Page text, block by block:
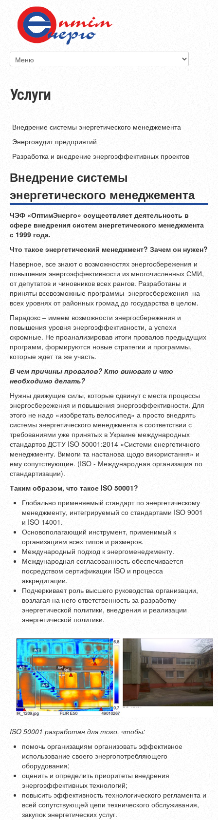
Услуги
Внедрение системы энергетического менеджемента
Энергоаудит предприятий
Разработка и внедрение энергоэффективных проектов
Внедрение системы
энергетического менеджемента
ЧЭФ «ОптимЭнерго» осуществляет деятельность в
сфере внедрения систем энергетического менеджмента
с 1999 года.
Что такое энергетический менеджмент? Зачем он нужен?
Наверное, все знают о возможностях энергосбережения и
повышения энергоэффективности из многочисленных СМИ,
от депутатов и чиновников всех рангов. Разработаны и
приняты всевозможные программы энергосбережения на
всех уровнях от районных громад до государства в целом.
Парадокс – имеем возможности энергосбережения и
повышения уровня энергоэффективности, а успехи
скромные. Не проанализировав итоги провалов предыдущих
программ, формируются новые стратегии и программы,
которые ждет та же участь.
В чем причины провалов? Кто виноват и что
необходимо делать?
Нужны движущие силы, которые сдвинут с места процессы
энергосбережения и повышения энергоэффективности. Для
этого не надо «изобретать велосипед» а просто внедрять
системы энергетического менеджмента в соответствии с
требованиями уже принятых в Украине международных
стандартов ДСТУ ISO 50001:2014 «Системи енергетичного
менеджменту. Вимоги та настанова щодо використання» и
ему сопутствующие. (ISO - Международная организация по
стандартизации).
Таким образом, что такое ISO 50001?
Глобально применяемый стандарт по энергетическому
менеджменту, интегрируемый со стандартами ISO 9001
и ISO 14001.
Основополагающий инструмент, применимый к
организациям всех типов и размеров.
Международный подход к энергоменеджменту.
Международная согласованность обеспечивается
посредством сертификации ISO и процесса
аккредитации.
Подчеркивает роль высшего руководства организации,
возлагая на него ответственность за разработку
энергетической политики, внедрения и реализации
энергетической политики.
ISO 50001 разработан для того, чтобы:
помочь организациям организовать эффективное
использование своего энергопотребляющего
оборудования;
оценить и определить приоритеты внедрения
энергоэффективных технологий;
повысить эффективность технологического регламента и
всей сопутствующей цепи технического обслуживания,
закупок энергетических услуг.